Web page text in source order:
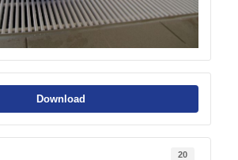
Download
20